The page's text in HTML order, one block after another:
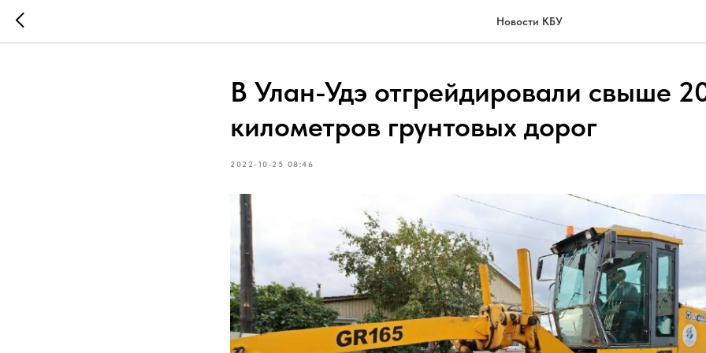
Новости КБУ
В Улан-Удэ отгрейдировали свыше
километров грунтовых дорог
2022-10-25 08:46